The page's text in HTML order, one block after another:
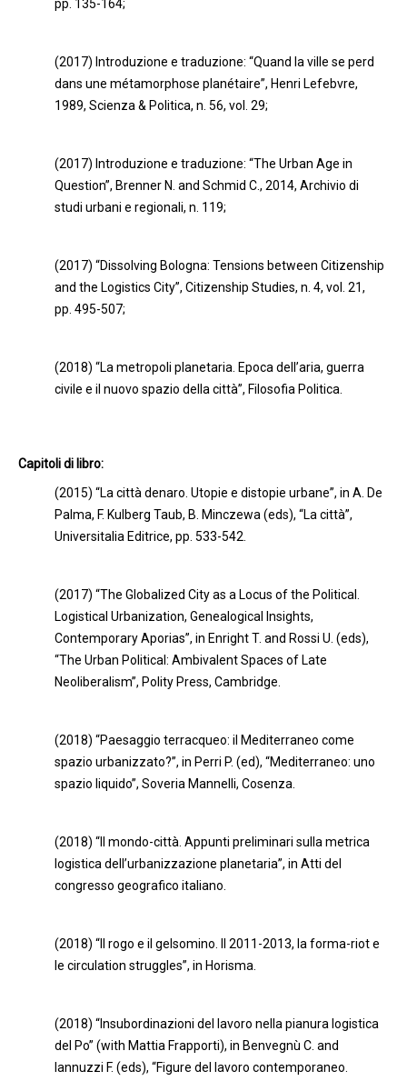
pp. 135-164;
(2017) Introduzione e traduzione: “Quand la ville se perd
dans une métamorphose planétaire”, Henri Lefebvre,
1989, Scienza & Politica, n. 56, vol. 29;
(2017) Introduzione e traduzione: “The Urban Age in
Question”, Brenner N. and Schmid C., 2014, Archivio di
studi urbani e regionali, n. 119;
(2017) “Dissolving Bologna: Tensions between Citizenship
and the Logistics City”, Citizenship Studies, n. 4, vol. 21,
pp. 495-507;
(2018) “La metropoli planetaria. Epoca dell’aria, guerra
civile e il nuovo spazio della città”, Filosofia Politica.
Capitoli di libro:
(2015) “La città denaro. Utopie e distopie urbane”, in A. De
Palma, F. Kulberg Taub, B. Minczewa (eds), “La città”,
Universitalia Editrice, pp. 533-542.
(2017) “The Globalized City as a Locus of the Political.
Logistical Urbanization, Genealogical Insights,
Contemporary Aporias”, in Enright T. and Rossi U. (eds),
“The Urban Political: Ambivalent Spaces of Late
Neoliberalism”, Polity Press, Cambridge.
(2018) “Paesaggio terracqueo: il Mediterraneo come
spazio urbanizzato?”, in Perri P. (ed), “Mediterraneo: uno
spazio liquido”, Soveria Mannelli, Cosenza.
(2018) “Il mondo-città. Appunti preliminari sulla metrica
logistica dell’urbanizzazione planetaria”, in Atti del
congresso geografico italiano.
(2018) “Il rogo e il gelsomino. Il 2011-2013, la forma-riot e
le circulation struggles”, in Horisma.
(2018) “Insubordinazioni del lavoro nella pianura logistica
del Po” (with Mattia Frapporti), in Benvegnù C. and
Iannuzzi F. (eds), “Figure del lavoro contemporaneo.